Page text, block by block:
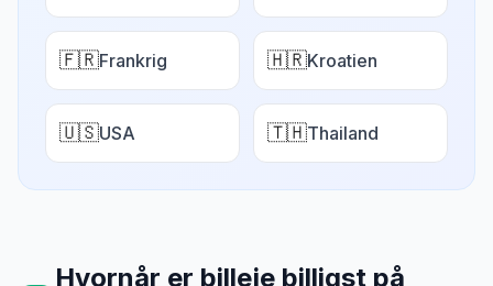
🇫🇷Frankrig 🇭🇷Kroatien
🇺🇸USA 🇹🇭Thailand
Hvornår er billeje billigst på